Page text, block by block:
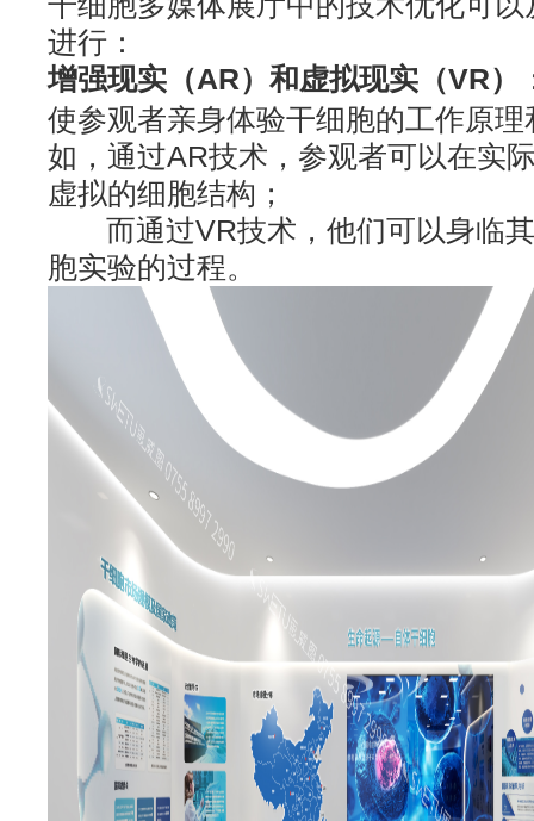
进行：
增强现实（AR）和虚拟现实（VR）
使参观者亲身体验干细胞的工作原
如，通过AR技术，参观者可以在实
虚拟的细胞结构；
而通过VR技术，他们可以身临其
胞实验的过程。